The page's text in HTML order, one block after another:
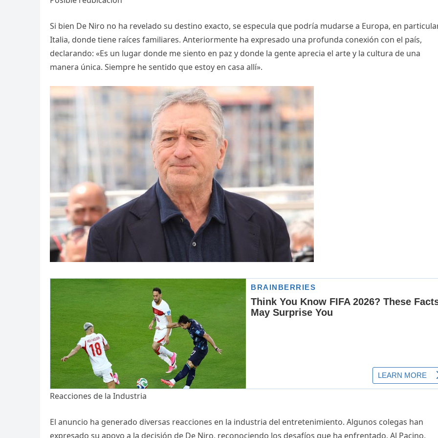
Si bien De Niro no ha revelado su destino exacto, se especula que podría mudarse a Europa, en
Italia, donde tiene raíces familiares. Anteriormente ha expresado una profunda conexión con el país,
declarando: «Es un lugar donde me siento en paz y donde la gente aprecia el arte y la cultura de una
manera única. Siempre he sentido que estoy en casa allí».
Reacciones de la Industria
El anuncio ha generado diversas reacciones en la industria del entretenimiento. Algunos colegas han
expresado su apoyo a la decisión de De Niro, reconociendo los desafíos que ha enfrentado. Al Pacino,